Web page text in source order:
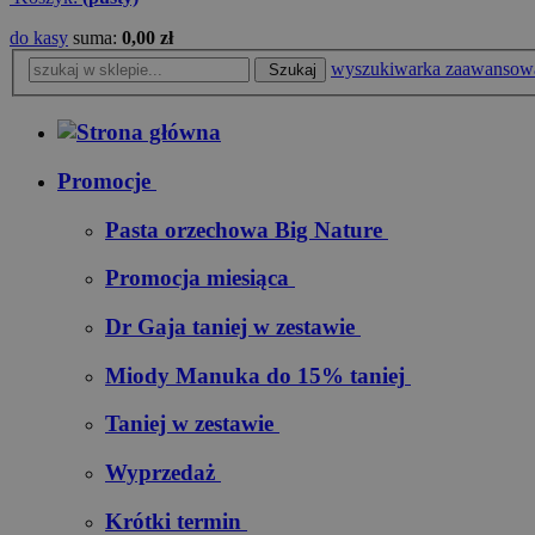
do kasy suma: 0,00 zł
Szukaj wyszukiwarka
Promocje
Pasta orzechowa Big Nature
Promocja miesiąca
Dr Gaja taniej w zestawie
Miody Manuka do 15% taniej
Taniej w zestawie
Wyprzedaż
Krótki termin